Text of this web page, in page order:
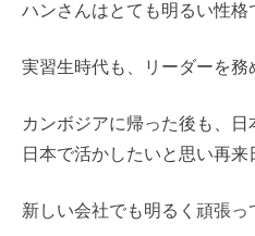
ハンさんはとても明るい性格
実習生時代も、リーダーを務
カンボジアに帰った後も、
日本で活かしたいと思い再来
新しい会社でも明るく頑張っ